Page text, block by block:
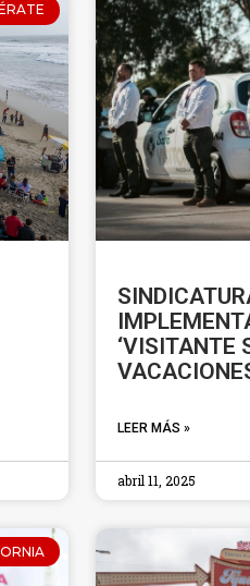
‘VISITANTE
LEER MÁS »
abril 11, 2025